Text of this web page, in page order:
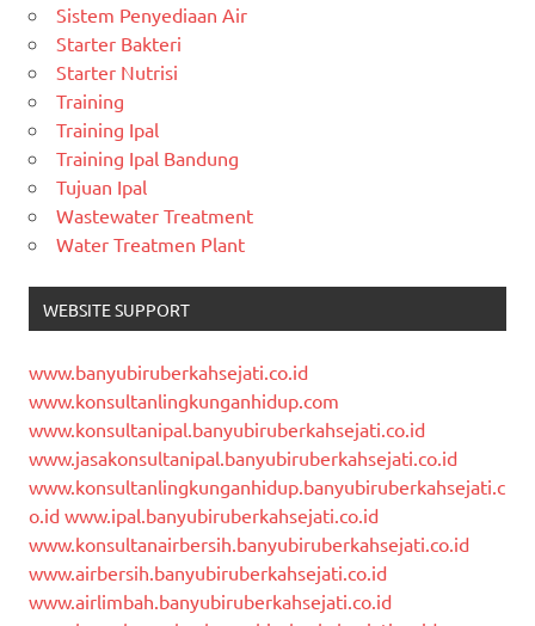
Sistem Penyediaan Air
Starter Bakteri
Starter Nutrisi
Training
Training Ipal
Training Ipal Bandung
Tujuan Ipal
Wastewater Treatment
Water Treatmen Plant
WEBSITE SUPPORT
www.banyubiruberkahsejati.co.id
www.konsultanlingkunganhidup.com
www.konsultanipal.banyubiruberkahsejati.co.id
www.jasakonsultanipal.banyubiruberkahsejati.co.id
www.konsultanlingkunganhidup.banyubiruberkahsejati.c
o.id www.ipal.banyubiruberkahsejati.co.id
www.konsultanairbersih.banyubiruberkahsejati.co.id
www.airbersih.banyubiruberkahsejati.co.id
www.airlimbah.banyubiruberkahsejati.co.id